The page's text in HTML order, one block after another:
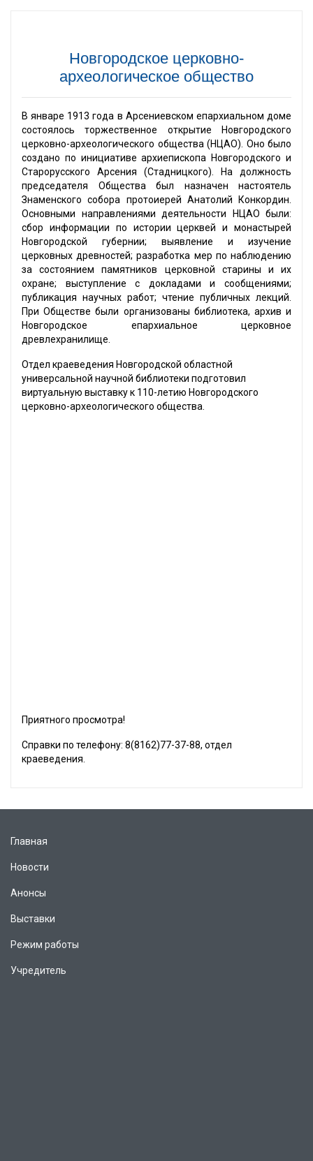
Новгородское церковно-
археологическое общество
В январе 1913 года в Арсениевском епархиальном доме
состоялось торжественное открытие Новгородского
церковно-археологического общества (НЦАО). Оно было
создано по инициативе архиепископа Новгородского и
Старорусского Арсения (Стадницкого). На должность
председателя Общества был назначен настоятель
Знаменского собора протоиерей Анатолий Конкордин.
Основными направлениями деятельности НЦАО были:
сбор информации по истории церквей и монастырей
Новгородской губернии; выявление и изучение
церковных древностей; разработка мер по наблюдению
за состоянием памятников церковной старины и их
охране; выступление с докладами и сообщениями;
публикация научных работ; чтение публичных лекций.
При Обществе были организованы библиотека, архив и
Новгородское епархиальное церковное
древлехранилище.
Отдел краеведения Новгородской областной
универсальной научной библиотеки подготовил
виртуальную выставку к 110-летию Новгородского
церковно-археологического общества.
Приятного просмотра!
Справки по телефону: 8(8162)77-37-88, отдел
краеведения.
Главная
Новости
Анонсы
Выставки
Режим работы
Учредитель